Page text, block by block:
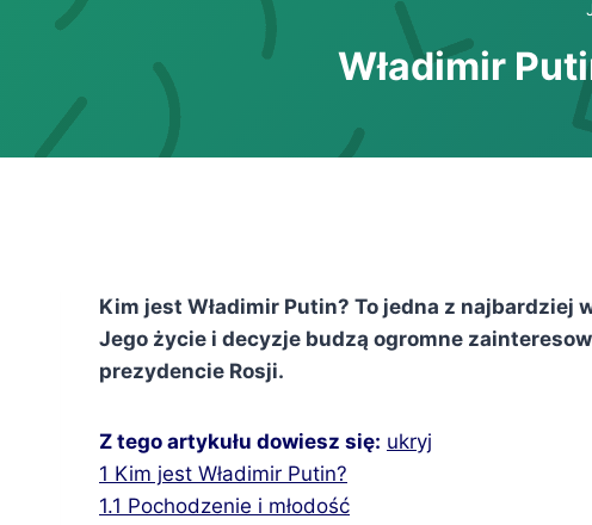
Władimir
Kim jest Władimir Putin? To jedna z najbardziej
Jego życie i decyzje budzą ogromne
prezydencie Rosji.
Z tego artykułu dowiesz się: ukryj
1 Kim jest Władimir Putin?
1.1 Pochodzenie i młodość